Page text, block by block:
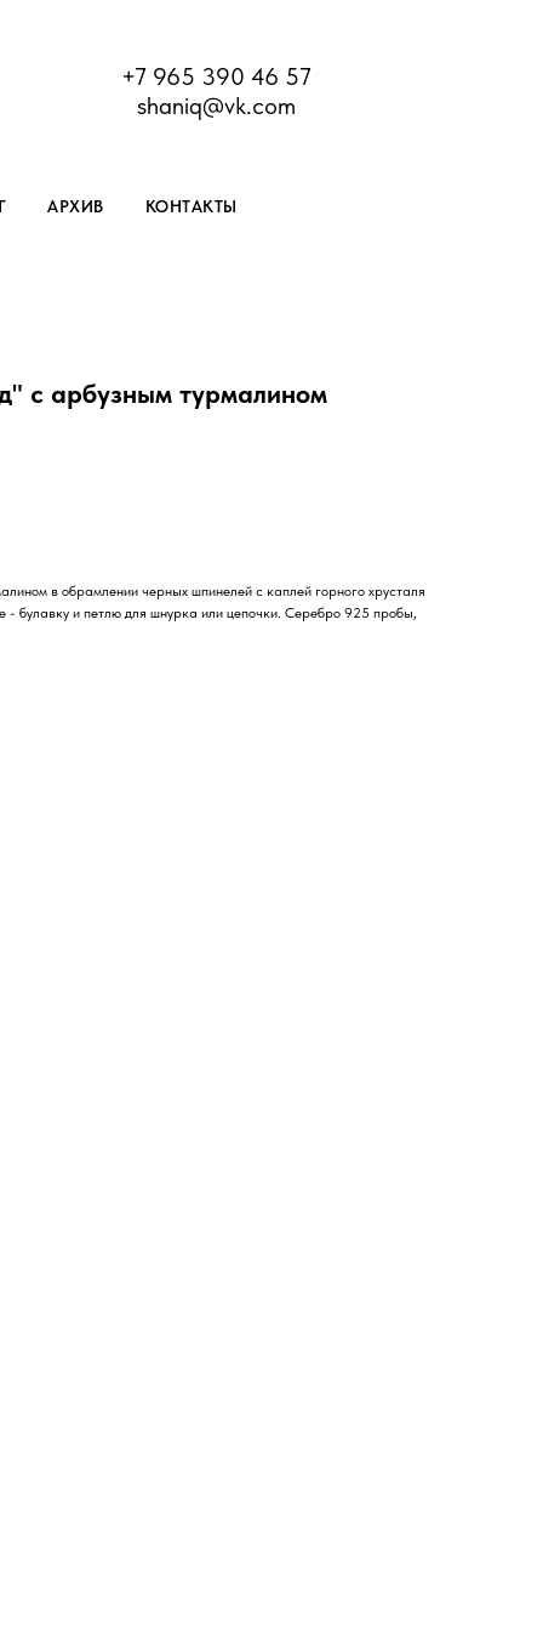
+7 965 390 46 57
shaniq@vk.com
АРХИВ КОНТАКТЫ
с арбузным турмалином
в обрамлении черных шпинелей с каплей горного хрусталя
- булавку и петлю для шнурка или цепочки. Серебро 925 пробы,